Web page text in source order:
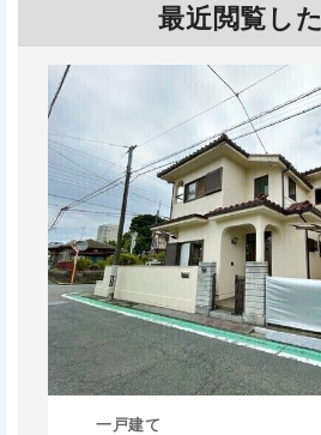
最近閲覧し
一戸建て